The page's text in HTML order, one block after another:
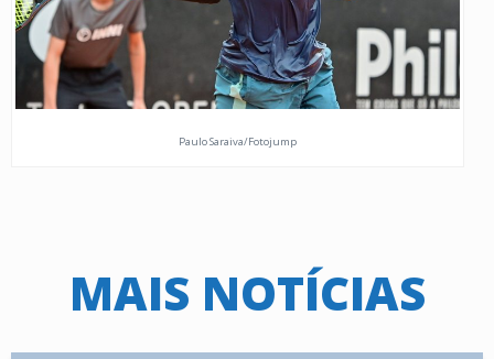
Paulo Saraiva/Fotojump
MAIS NOTÍCIAS